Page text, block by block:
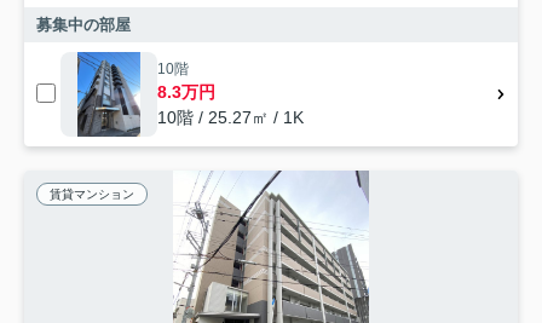
募集中の部屋
10階
8.3万円
10階 / 25.27㎡ / 1K
賃貸マンション